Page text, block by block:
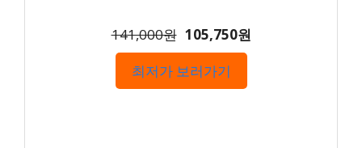
141,000원 105,750원
최저가 보러가기